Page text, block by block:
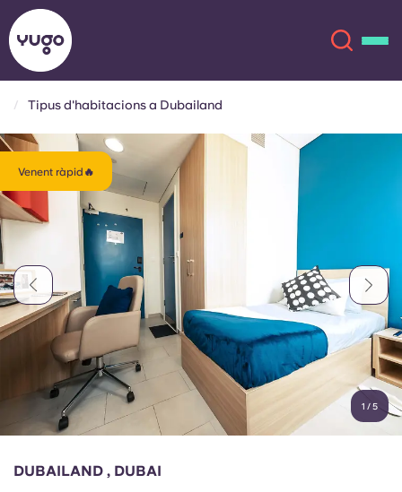
Sobre
Ubicacions
Compte Llengua
English (GB)
Selecciona un país
Reserva ara
English (GB)
English (US)
Chinese
Català Deutsch
Italian French
Portuguese
Tipus d'habitacions a Dubailand
Venent ràpid🔥
1 /5
DUBAILAND , DUBAI